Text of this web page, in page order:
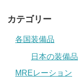
カテゴリー
各国装備品
日本の装備品
MREレーション